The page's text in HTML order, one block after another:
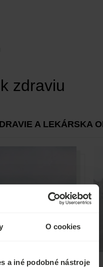
O cookies
a iné podobné nástroje
zdraviu
A LEKÁRSKA